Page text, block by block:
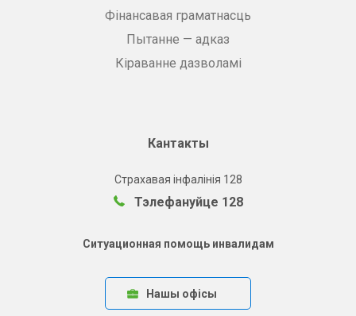
Фінансавая граматнасць
Пытанне — адказ
Кіраванне дазволамі
Кантакты
Страхавая інфалінія 128
Тэлефануйце 128
Ситуационная помощь инвалидам
Нашы офісы